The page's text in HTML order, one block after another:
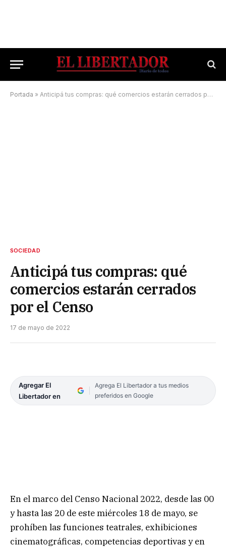
Portada » Anticipá tus compras: qué comercios estarán cerrados por el Censo
SOCIEDAD
Anticipá tus compras: qué
comercios estarán cerrados
por el Censo
17 de mayo de 2022
Agregar El
Libertador en
Agrega El Libertador a tus medios
preferidos en Google
En el marco del Censo Nacional 2022, desde las 00
y hasta las 20 de este miércoles 18 de mayo, se
prohíben las funciones teatrales, exhibiciones
cinematográficas, competencias deportivas y en